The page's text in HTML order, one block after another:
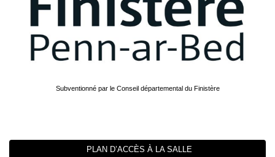
Subventionné par le Conseil départemental du Finistère
PLAN D’ACCÈS À LA SALLE